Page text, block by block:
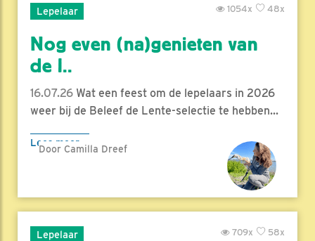
Lepelaar 48x
1054x
Nog even (na)genieten van
de l..
16.07.26 Wat een feest om de lepelaars in 2026
weer bij de Beleef de Lente-selectie te hebben...
Lees meer
Door Camilla Dreef
Lepelaar 58x
709x